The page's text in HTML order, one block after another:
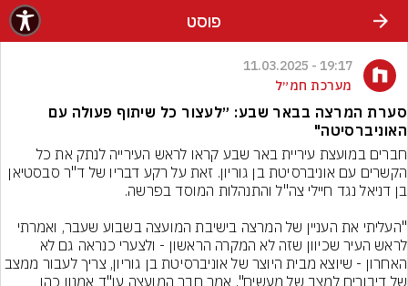
פוסט
19:17 - 11.03.2025
מערכת חמ״ל
סערת המרצה בבאר שבע: ״לעצור כל שיתוף פעולה עם
האוניברסיטה"